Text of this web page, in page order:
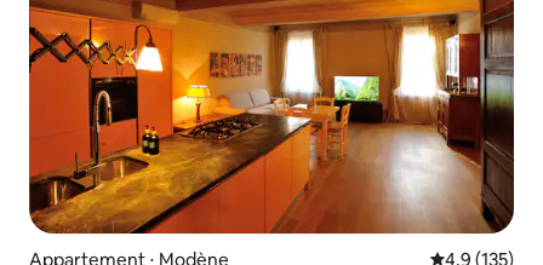
Appartement ⋅ Modène Évaluation
4,9 (135)